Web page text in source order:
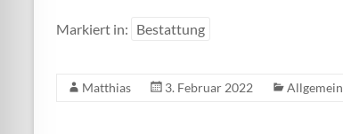
Markiert in: Bestattung
Matthias 3. Februar 2022 Allgemein